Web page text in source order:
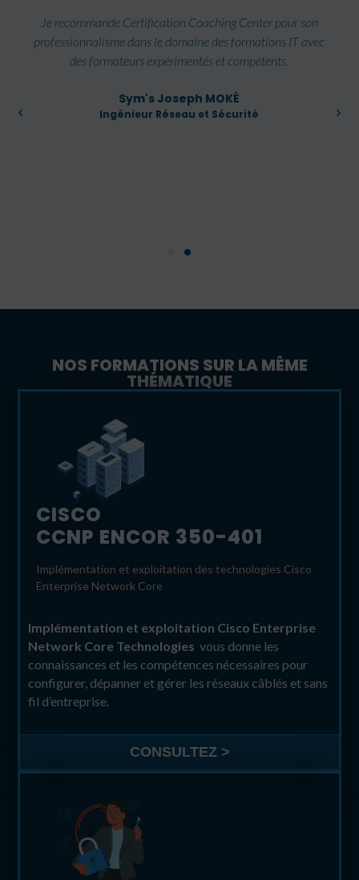
Je recommande Certification Coaching Center pour son
professionnalisme dans le domaine des formations IT avec
des formateurs expérimentés et compétents.
Sym's Joseph MOKÉ
Ingénieur Réseau et Sécurité
NOS FORMATIONS SUR LA MÊME
THÉMATIQUE
CISCO
CCNP ENCOR 350-401
Implémentation et exploitation des technologies Cisco
Enterprise Network Core
Implémentation et exploitation Cisco Enterprise
Network Core Technologies vous donne les
connaissances et les compétences nécessaires pour
configurer, dépanner et gérer les réseaux câblés et sans
fil d’entreprise.
CONSULTEZ >